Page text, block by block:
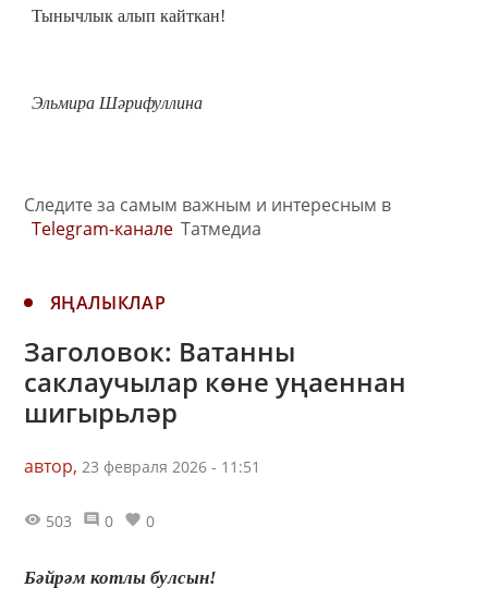
Тынычлык алып кайткан!
Эльмира Шәрифуллина
Следите за самым важным и интересным в
Telegram-канале Татмедиа
ЯҢАЛЫКЛАР
Заголовок: Ватанны
саклаучылар көне уңаеннан
шигырьләр
автор, 23 февраля 2026 - 11:51
503 0 0
Бәйрәм котлы булсын!